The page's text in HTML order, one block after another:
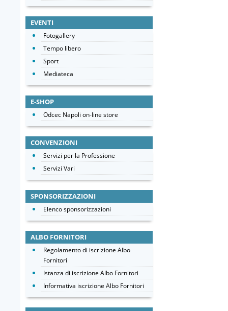
EVENTI
Fotogallery
Tempo libero
Sport
Mediateca
E-SHOP
Odcec Napoli on-line store
CONVENZIONI
Servizi per la Professione
Servizi Vari
SPONSORIZZAZIONI
Elenco sponsorizzazioni
ALBO FORNITORI
Regolamento di iscrizione Albo
Fornitori
Istanza di iscrizione Albo Fornitori
Informativa iscrizione Albo Fornitori